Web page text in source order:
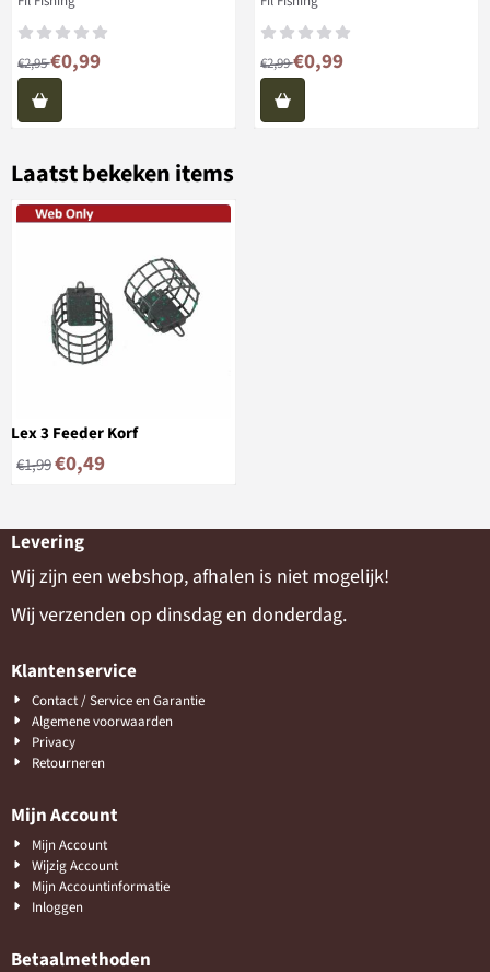
Van 2,95 voor 0,99
€2,95€0,99 Van 2,99 voor 0,99
€2,99€0,99
Laatst bekeken items
Lex 3 Feeder Korf
€1,99€0,49
Levering
Wij zijn een webshop, afhalen is niet mogelijk!
Wij verzenden op dinsdag en donderdag.
Klantenservice
Contact / Service en Garantie
Algemene voorwaarden
Privacy
Retourneren
Mijn Account
Mijn Account
Wijzig Account
Mijn Accountinformatie
Inloggen
Betaalmethoden